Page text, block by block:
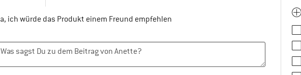
ich würde das Produkt einem Freund empfehlen